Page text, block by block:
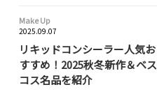
Make Up
2025.09.07
リキッドコンシーラー人気お
すすめ！2025秋冬新作＆ベス
コス名品を紹介